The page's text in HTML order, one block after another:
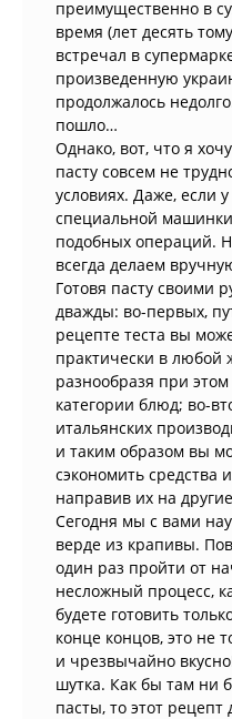
преимущественно в
время (лет десять
встречал в
произведенную
продолжалось
пошло…
Однако, вот, что я
пасту совсем не
условиях. Даже, если
специальной
подобных операций.
всегда делаем
Готовя пасту своими
дважды: во-первых,
рецепте теста вы
практически в любой
разнообразя при
категории блюд; во-
итальянских
и таким образом вы
сэкономить средства
направив их на
Сегодня мы с вами
верде из крапивы.
один раз пройти от
несложный процесс,
будете готовить
конце концов, это не
и чрезвычайно
шутка. Как бы там ни
пасты, то этот рецепт